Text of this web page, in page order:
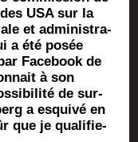
USA sur la
et admi­nis­tra­
a été posée
Face­book de
à son
de sur­
a esqui­vé en
que je qua­li­fie­